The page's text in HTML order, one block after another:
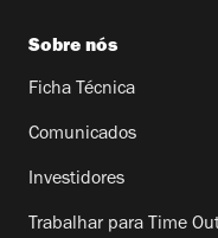
Sobre nós
Ficha Técnica
Comunicados
Investidores
Trabalhar para Time